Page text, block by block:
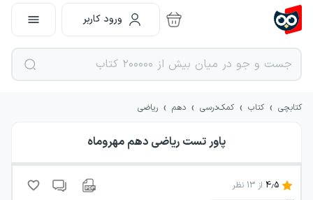
ورود کاربر
کتابچی › کتاب › کمک‌درسی › دهم › ریاضی
پاور تست ریاضی دهم مهروماه
4.5 از13 نظر